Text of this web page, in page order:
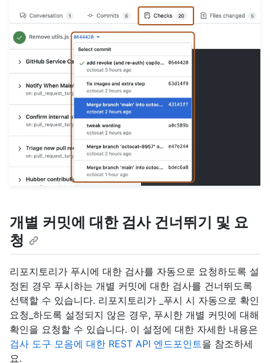
개별 커밋에 대한 검사 건너뛰기 및 요
청
리포지토리가 푸시에 대한 검사를 자동으로 요청하도록 설
정된 경우 푸시하는 개별 커밋에 대한 검사를 건너뛰도록
선택할 수 있습니다. 리포지토리가 _푸시 시 자동으로 확인
요청_하도록 설정되지 않은 경우, 푸시한 개별 커밋에 대해
확인을 요청할 수 있습니다. 이 설정에 대한 자세한 내용은
검사 도구 모음에 대한 REST API 엔드포인트을 참조하세
요.